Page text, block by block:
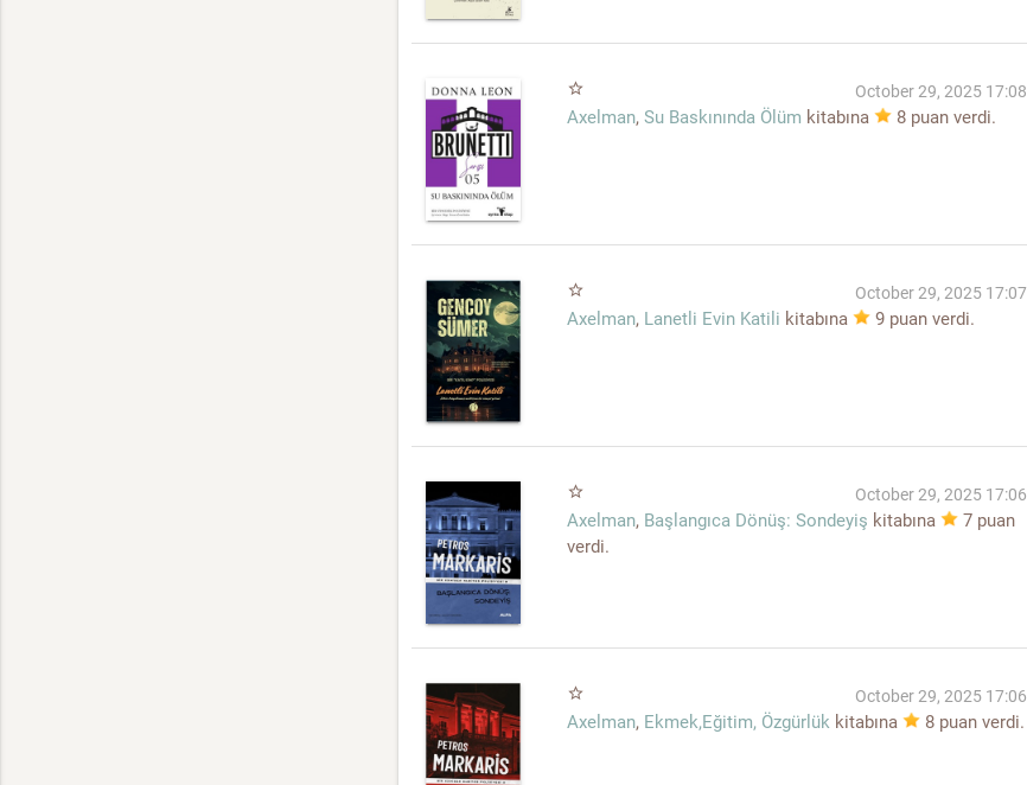
star_border October 29, 2025 17:08
Axelman, Su Baskınında Ölüm kitabına 8 puan verdi.
star_border October 29, 2025 17:07
Axelman, Lanetli Evin Katili kitabına 9 puan verdi.
star_border October 29, 2025 17:06
Axelman, Başlangıca Dönüş: Sondeyiş kitabına 7 puan
verdi.
star_border October 29, 2025 17:06
Axelman, Ekmek,Eğitim, Özgürlük kitabına 8 puan verdi.